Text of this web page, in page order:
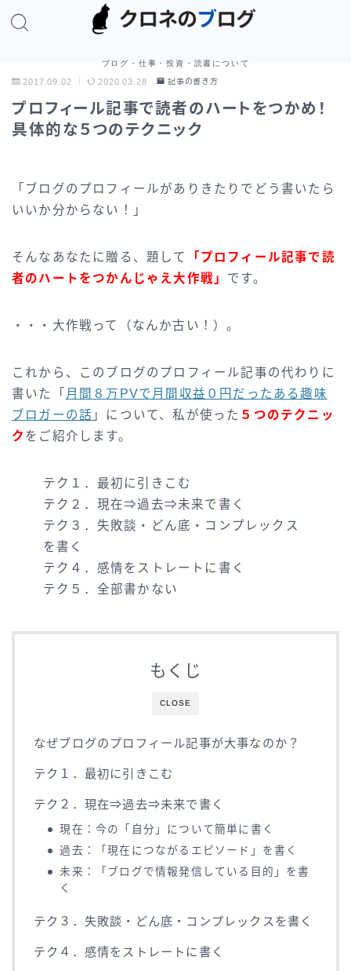
ブログ・仕事・投資・読書について
2017.09.02 2020.03.28 記事の書き方
プロフィール記事で読者のハートをつかめ！
具体的な５つのテクニック
「ブログのプロフィールがありきたりでどう書いたら
いいか分からない！」
そんなあなたに贈る、題して
「プロフィール記事で読
者のハートをつかんじゃえ大作戦」 です。
・・・大作戦って（なんか古い！）。
これから、このブログのプロフィール記事の代わりに
書いた「 月間８万PVで月間収益０円だったある趣味
ブロガーの話 」について、私が使った ５つのテクニッ
ク をご紹介します。
テク１．最初に引きこむ
テク２．現在⇒過去⇒未来で書く
テク３．失敗談・どん底・コンプレックス
を書く
テク４．感情をストレートに書く
テク５．全部書かない
CLOSE
もくじ
なぜブログのプロフィール記事が大事なのか？
テク１．最初に引きこむ
テク２．現在⇒過去⇒未来で書く
現在：今の「自分」について簡単に書く
過去：「現在につながるエピソード」を書く
未来：「ブログで情報発信している目的」を書
く
テク３．失敗談・どん底・コンプレックスを書く
テク４．感情をストレートに書く